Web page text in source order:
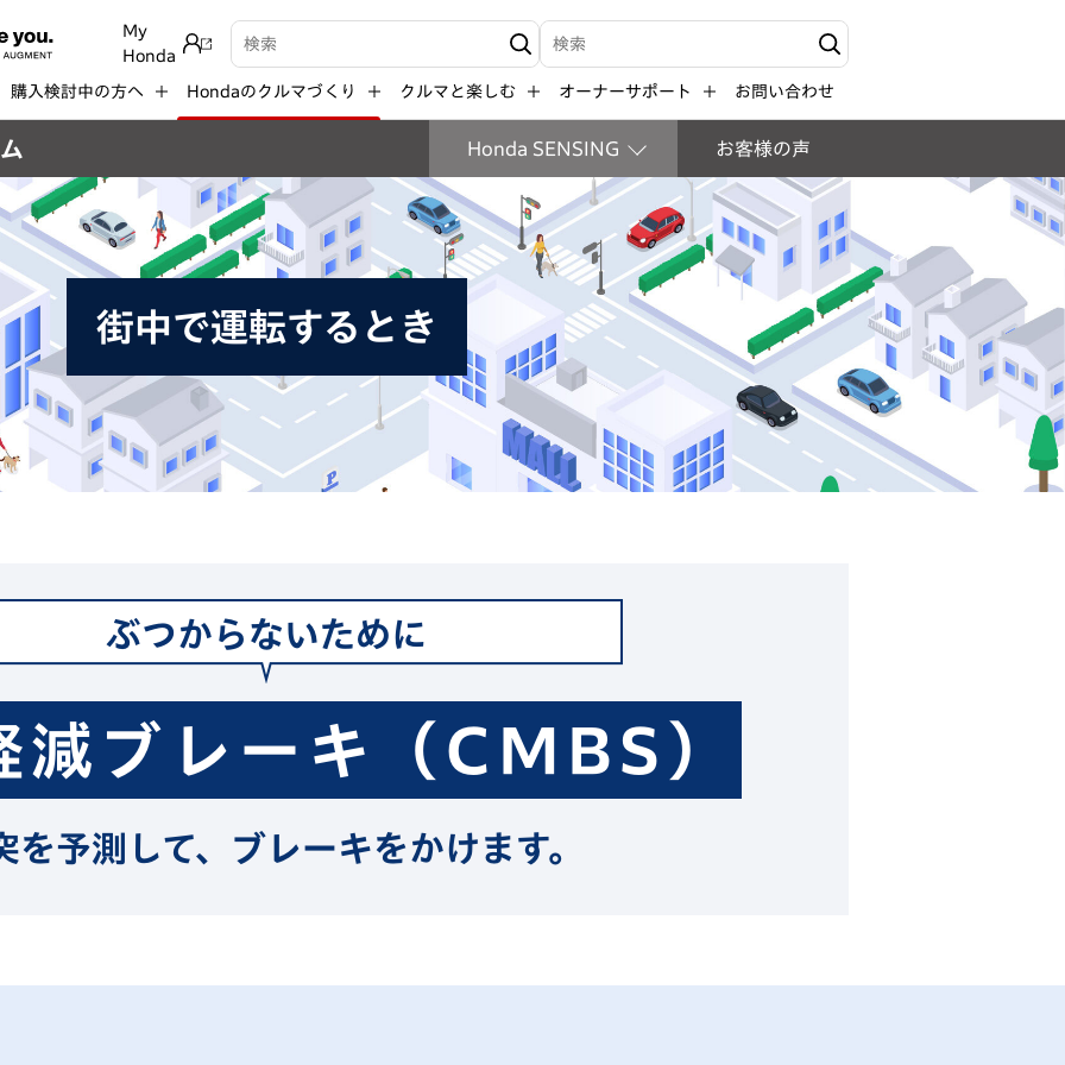
My
Honda
検索キーワード入力 検索キーワード入力
購入検討中の方へ Hondaのクルマづくり クルマと楽しむ オーナーサポート お問い合わせ
Honda SENSING お客様の声
街中で運転するとき
ぶつからないために
減ブレーキ （CMBS）
を予測して、ブレーキをかけます。